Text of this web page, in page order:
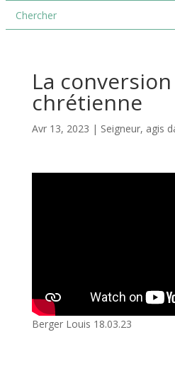
La
chrétienne
Avr 13, 2023 | Seigneur, agis
Berger Louis 18.03.23